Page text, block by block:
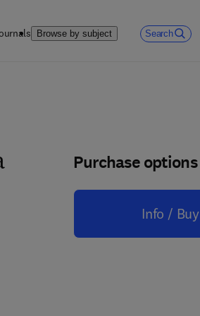
Browse by subject Search
Purchase options
Info / Buy